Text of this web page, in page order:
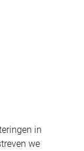
in
we